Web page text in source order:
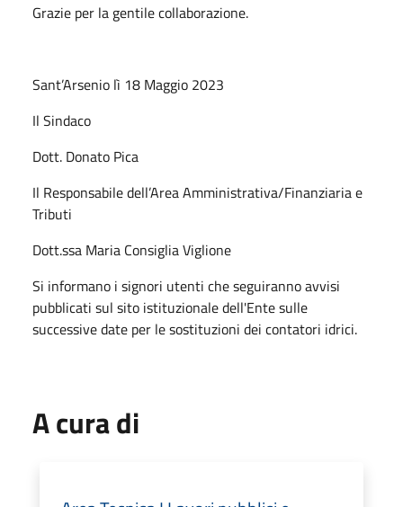
Grazie per la gentile collaborazione.
Sant’Arsenio lì 18 Maggio 2023
Il Sindaco
Dott. Donato Pica
Il Responsabile dell’Area Amministrativa/Finanziaria e
Tributi
Dott.ssa Maria Consiglia Viglione
Si informano i signori utenti che seguiranno avvisi
pubblicati sul sito istituzionale dell'Ente sulle
successive date per le sostituzioni dei contatori idrici.
A cura di